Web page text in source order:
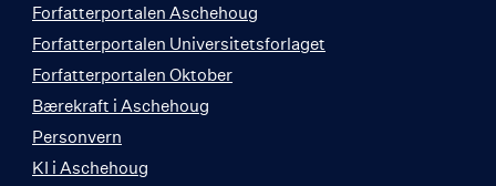
Forfatterportalen Aschehoug
Forfatterportalen Universitetsforlaget
Forfatterportalen Oktober
Bærekraft i Aschehoug
Personvern
KI i Aschehoug